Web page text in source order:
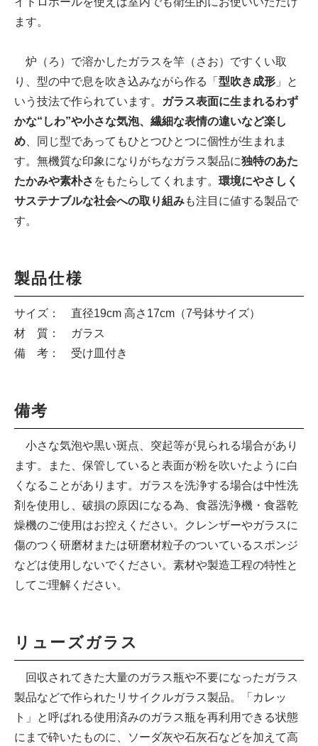
ます。
炉（ろ）で溶かしたガラスを竿（さお）ですくい取
り、型の中で息を吹き込みながら作る「 型吹き成形 」と
いう技法で作られています。
ガラス表面に生まれるわず
かな“しわ”や小さな気泡、繊細な表情の違いなど楽し
め 、同じ型であってもひとつひとつに個性が生まれま
す。無機質な印象になりがちなガラス製品に独特のあた
たかみや素朴さ をもたらしてくれます。 環境にやさしく
サステナブルな社会への取り組みも注目に値する製品で
す。
製品仕様
サイズ： 直径19cm 高さ17cm（7号鉢サイズ）
材 質： ガラス
備 考： 受け皿付き
備考
小さな気泡や黒い斑点、突起等が見られる場合があり
ます。また、保管していると表面が粉を吹いたように白
くなることがあります。ガラスを洗浄する場合は中性洗
剤を使用し、破損の原因になる為、食器洗浄機・食器乾
燥機のご使用はお控えください。クレンザーやガラスに
傷のつく研磨材または研磨材粒子のついているスポンジ
などは使用しないでください。素材や製造工程の特性と
してご理解ください。
リューズガラス
回収されてきた大量のガラス瓶や不要になったガラス
製品などで作られたリサイクルガラス製品。「カレッ
ト」と呼ばれる使用済みのガラス瓶を再利用できる状態
にまで砕いたものに、ソーダ灰や石灰石などを加えて高